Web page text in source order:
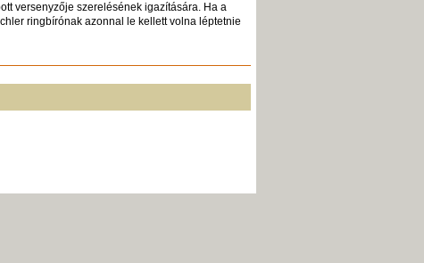
versenyzője szerelésének igazítására. Ha a
ringbírónak azonnal le kellett volna léptetnie